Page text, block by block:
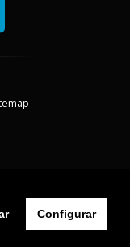
Configurar